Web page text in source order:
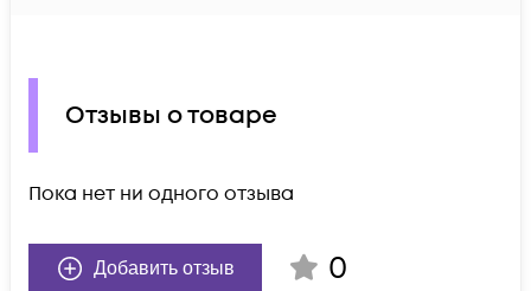
Отзывы о товаре
Пока нет ни одного отзыва
Добавить отзыв 0